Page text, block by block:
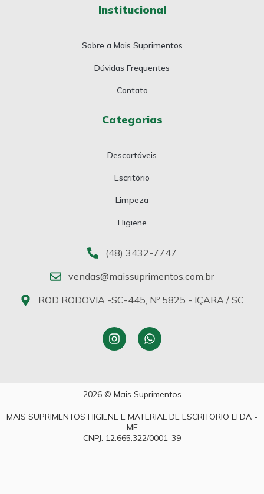
Institucional
Sobre a Mais Suprimentos
Dúvidas Frequentes
Contato
Categorias
Descartáveis
Escritório
Limpeza
Higiene
(48) 3432-7747
vendas@maissuprimentos.com.br
ROD RODOVIA -SC-445, Nº 5825 - IÇARA / SC
2026 © Mais Suprimentos
MAIS SUPRIMENTOS HIGIENE E MATERIAL DE ESCRITORIO LTDA -
ME
CNPJ: 12.665.322/0001-39